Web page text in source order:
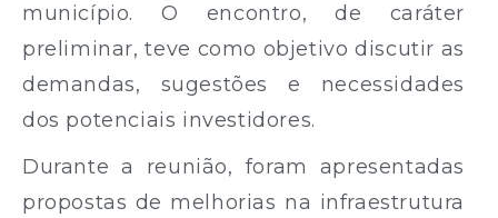
município. O encontro, de caráter
preliminar, teve como objetivo discutir as
demandas, sugestões e necessidades
dos potenciais investidores.
Durante a reunião, foram apresentadas
propostas de melhorias na infraestrutura